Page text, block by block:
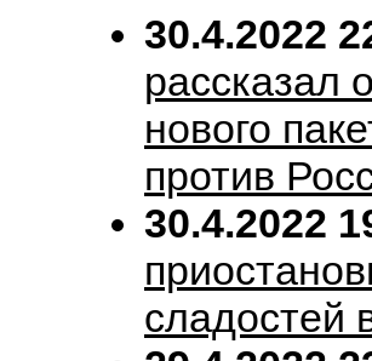
30.4.2022
рассказал
нового
против
30.4.2022
сладостей